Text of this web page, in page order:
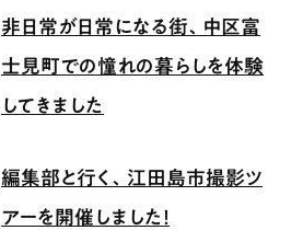
非日常が日常になる街、中区富
士見町での憧れの暮らしを体験
してきました
編集部と行く、江田島市撮影ツ
アーを開催しました！